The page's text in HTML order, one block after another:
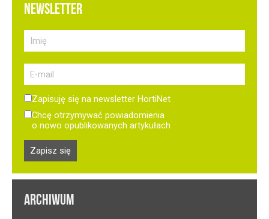
NEWSLETTER
Zapisuję się na newsletter HortiNet
Chcę otrzymywać powiadomienia
o nowo opublikowanych artykułach
ARCHIWUM